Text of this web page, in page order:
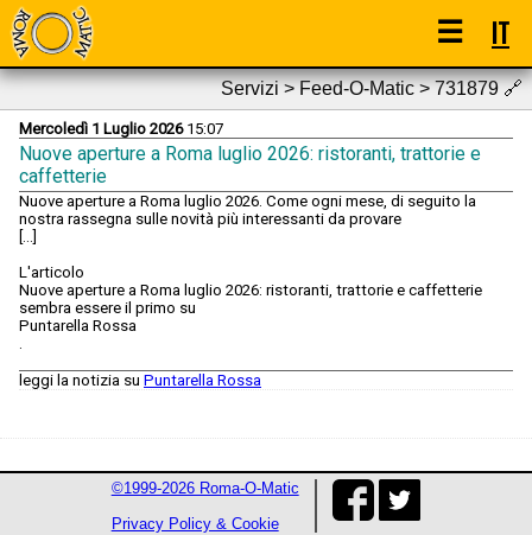
☰ IT
Servizi > Feed-O-Matic > 731879🔗
Mercoledì 1 Luglio 202615:07
Nuove aperture a Roma luglio 2026: ristoranti, trattorie e
caffetterie
Nuove aperture a Roma luglio 2026. Come ogni mese, di seguito la
nostra rassegna sulle novità più interessanti da provare
[...]
L'articolo
Nuove aperture a Roma luglio 2026: ristoranti, trattorie e caffetterie
sembra essere il primo su
Puntarella Rossa
.
leggi la notizia su Puntarella Rossa
©1999-2026 Roma-O-Matic
Privacy Policy & Cookie